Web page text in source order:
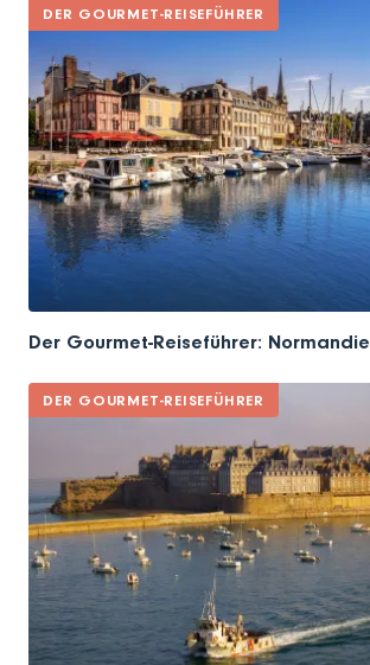
DER GOURMET-REISEFÜHRER
Der Gourmet-Reiseführer: Normandie
DER GOURMET-REISEFÜHRER